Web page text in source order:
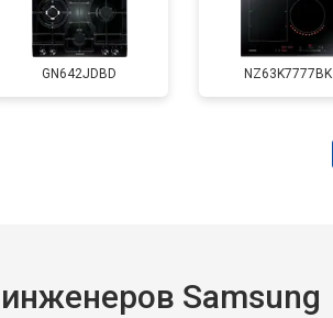
GN642JDBD NZ63K7777BK
Samsung